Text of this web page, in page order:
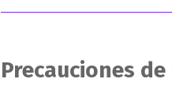
Precauciones de